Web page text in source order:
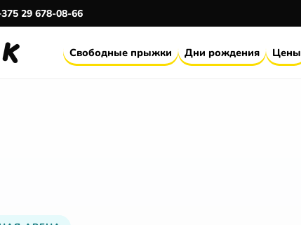
29 678-08-66
Свободные прыжки Дни рождения Цены